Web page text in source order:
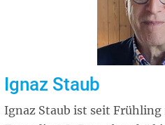
Ignaz Staub
Ignaz Staub ist seit Frühling